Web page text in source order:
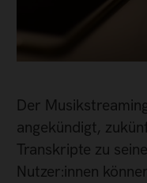
Der
angekündigt,
Transkripte zu
Nutzer:innen